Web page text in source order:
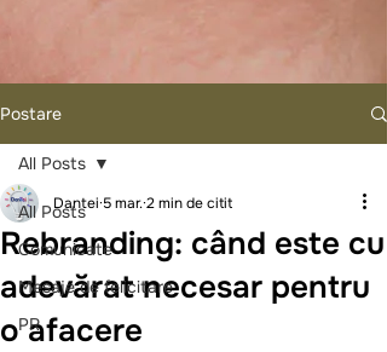
Postare
All Posts
Comunicate
Mesaje de felicitare
PR
All Posts
Rebranding: când este cu
adevărat necesar pentru
o afacere
Dantei 5 mar.2 min de citit